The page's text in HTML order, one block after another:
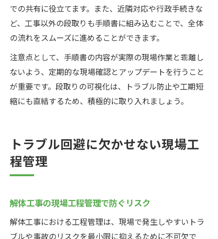
での共有に役立てます。また、近隣対応や行政手続きな
ど、工事以外の段取りも手順書に組み込むことで、全体
の流れをスムーズに進めることができます。
注意点として、手順書の内容が実際の現場作業と乖離し
ないよう、定期的な現場確認とアップデートを行うこと
が重要です。段取りの可視化は、トラブル防止や工期短
縮にも直結するため、積極的に取り入れましょう。
トラブル回避に欠かせない現場工
程管理
解体工事の現場工程管理で防ぐリスク
解体工事における工程管理は、現場で発生しやすいトラ
ブルや事故のリスクを最小限に抑えるために不可欠で